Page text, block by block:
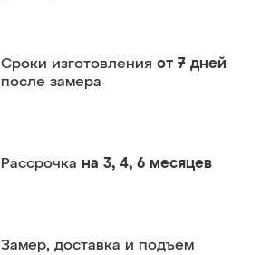
Сроки изготовления от 7 дней
после замера
Рассрочка на 3, 4, 6 месяцев
Замер, доставка и подъем